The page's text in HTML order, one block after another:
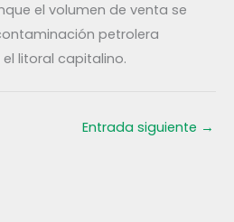
el volumen de venta se
petrolera
litoral capitalino.
Entrada siguiente →